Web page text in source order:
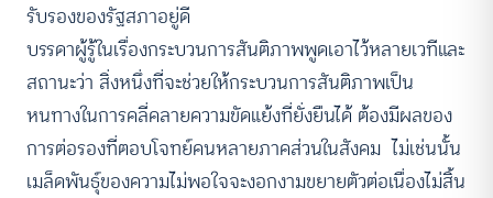
รับรองของรัฐสภาอยู่ดี
บรรดาผู้รู้ในเรื่องกระบวนการสันติภาพพูดเอาไว้หลายเวทีและ
สถานะว่า สิ่งหนึ่งที่จะช่วยให้กระบวนการสันติภาพเป็น
หนทางในการคลี่คลายความขัดแย้งที่ยั่งยืนได้ ต้องมีผลของ
การต่อรองที่ตอบโจทย์คนหลายภาคส่วนในสังคม ไม่เช่นนั้น
เมล็ดพันธุ์ของความไม่พอใจจะงอกงามขยายตัวต่อเนื่องไม่สิ้น